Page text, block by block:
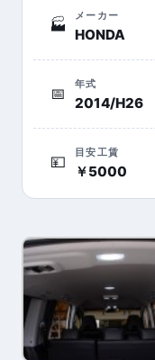
🏭
メーカー
HONDA
📅
年式
2014/H26
💴
目安工賃
￥5000